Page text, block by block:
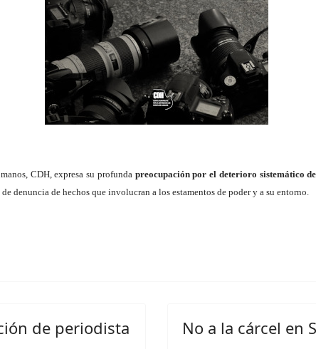
CDH, expresa su profunda preocupación por el deterioro sistemático
de denuncia de hechos que involucran a los estamentos de poder y a su entorno.
de periodista No a la cárcel en